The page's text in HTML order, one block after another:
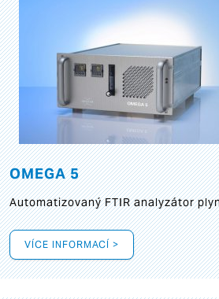
OMEGA 5
Automatizovaný FTIR analyzátor
VÍCE INFORMACÍ >